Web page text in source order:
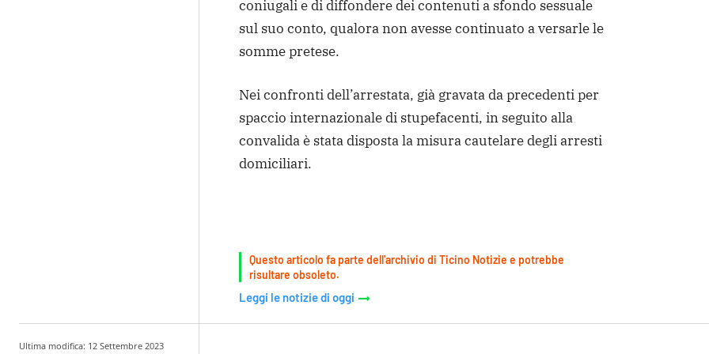
coniugali e di diffondere dei contenuti a sfondo sessuale
sul suo conto, qualora non avesse continuato a versarle le
somme pretese.
Nei confronti dell’arrestata, già gravata da precedenti per
spaccio internazionale di stupefacenti, in seguito alla
convalida è stata disposta la misura cautelare degli arresti
domiciliari.
Questo articolo fa parte dell'archivio di Ticino Notizie e potrebbe
risultare obsoleto.
Leggi le notizie di oggi
Ultima modifica: 12 Settembre 2023